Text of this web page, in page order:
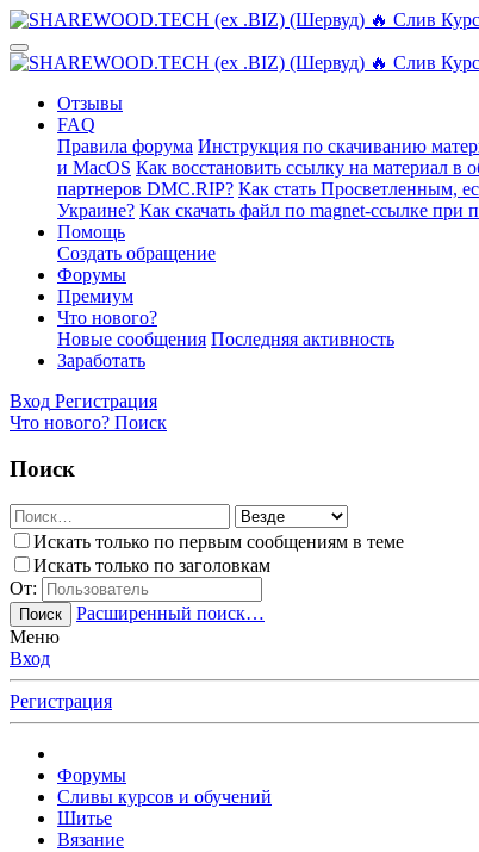
Отзывы
FAQ
Правила форума Инструкция по скачиванию
и MacOS Как восстановить ссылку на материал в
партнеров DMC.RIP? Как стать Просветленным,
Украине? Как скачать файл по magnet-ссылке при
Помощь
Создать обращение
Форумы
Премиум
Что нового?
Новые сообщения Последняя активность
Заработать
Вход Регистрация
Что нового? Поиск
Поиск
Искать только по первым сообщениям в теме
Искать только по заголовкам
От:
Поиск
Расширенный поиск…
Меню
Вход
Регистрация
Форумы
Сливы курсов и обучений
Шитье
Вязание